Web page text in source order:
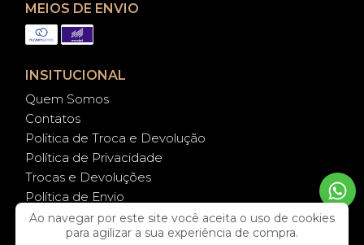
Ao navegar por este site você aceita o uso de cookies
para agilizar a sua experiência de compra.
MEIOS DE ENVIO
INSITUCIONAL
Quem Somos
Contatos
Política de Troca e Devolução
Política de Privacidade
Trocas e Devoluções
Política de Envio
cuidados com a Peça